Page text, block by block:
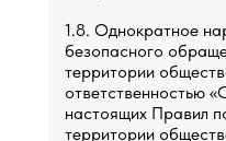
1.8. Однократное
безопасного
территории
ответственностью
настоящих Правил
территории